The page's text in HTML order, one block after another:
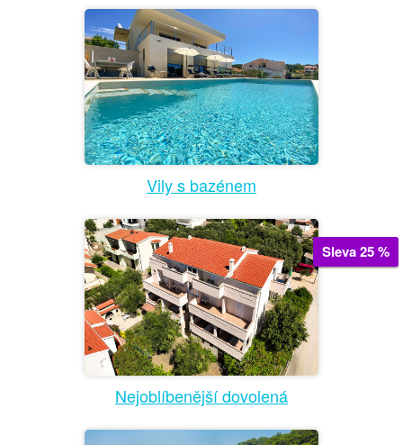
Vily s bazénem
Sleva 25 %
Nejoblíbenější dovolená